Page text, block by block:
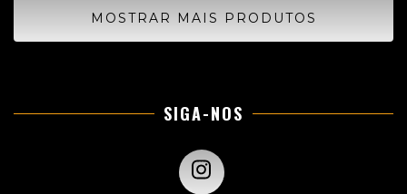
MOSTRAR MAIS PRODUTOS
SIGA-NOS